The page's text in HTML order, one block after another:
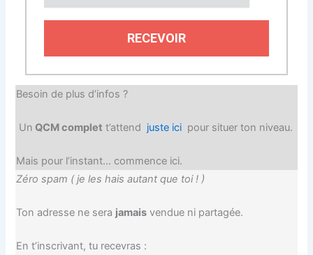
RECEVOIR
Besoin de plus d’infos ?
Un QCM complet t’attend juste ici pour situer ton niveau.
Mais pour l’instant… commence ici.
Zéro spam ( je les hais autant que toi ! )
Ton adresse ne sera jamais vendue ni partagée.
En t’inscrivant, tu recevras :